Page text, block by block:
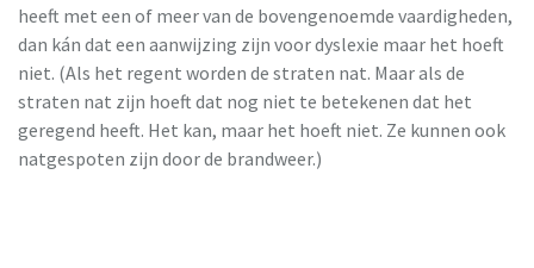
heeft met een of meer van de bovengenoemde vaardigheden,
dan kán dat een aanwijzing zijn voor dyslexie maar het hoeft
niet. (Als het regent worden de straten nat. Maar als de
straten nat zijn hoeft dat nog niet te betekenen dat het
geregend heeft. Het kan, maar het hoeft niet. Ze kunnen ook
natgespoten zijn door de brandweer.)